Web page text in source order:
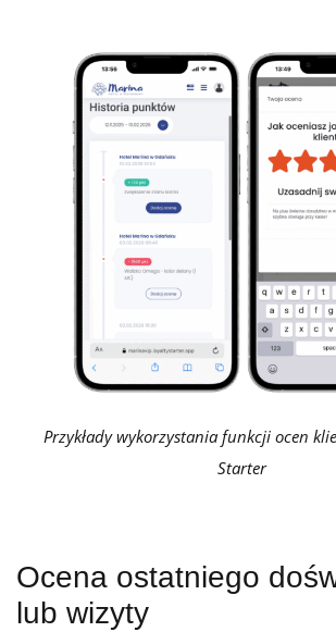
Przykłady wykorzystania funkcji ocen
Starter
Ocena ostatniego
lub wizyty